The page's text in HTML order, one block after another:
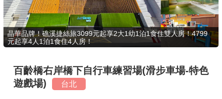
好康優惠
最新消息
最新留言
晶華品牌！礁溪捷絲旅3099元起享2大1幼1泊1食住雙人房！4799
元起享4人1泊1食住4人房！
百齡橋右岸橋下自行車練習場(滑步車場-特色
遊戲場)
台北